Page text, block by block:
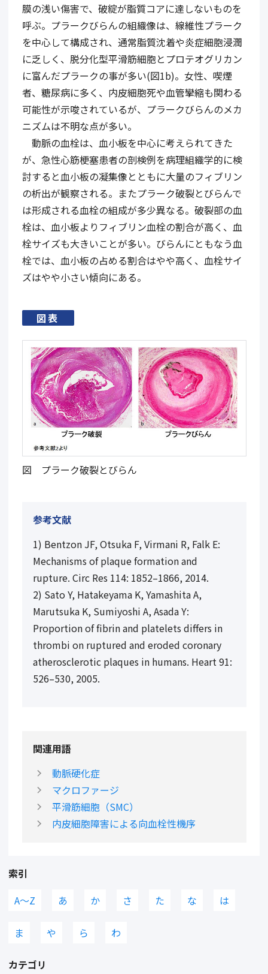
膜の浅い傷害で、破綻が脂質コアに達しないものを
呼ぶ。プラークびらんの組織像は、線維性プラーク
を中心して構成され、通常脂質沈着や炎症細胞浸潤
に乏しく、脱分化型平滑筋細胞とプロテオグリカン
に富んだプラークの事が多い(図1b)。女性、喫煙
者、糖尿病に多く、内皮細胞死や血管攣縮も関わる
可能性が示唆されているが、プラークびらんのメカ
ニズムは不明な点が多い。
動脈の血栓は、血小板を中心に考えられてきた
が、急性心筋梗塞患者の剖検例を病理組織学的に検
討すると血小板の凝集像とともに大量のフィブリン
の析出が観察される。またプラーク破裂とびらんで
は形成される血栓の組成が多少異なる。破裂部の血
栓は、血小板よりフィブリン血栓の割合が高く、血
栓サイズも大きいことが多い。びらんにともなう血
栓では、血小板の占める割合はやや高く、血栓サイ
ズはやや小さい傾向にある。
図表
図 プラーク破裂とびらん
参考文献
1) Bentzon JF, Otsuka F, Virmani R, Falk E:
Mechanisms of plaque formation and
rupture. Circ Res 114: 1852–1866, 2014.
2) Sato Y, Hatakeyama K, Yamashita A,
Marutsuka K, Sumiyoshi A, Asada Y:
Proportion of fibrin and platelets differs in
thrombi on ruptured and eroded coronary
atherosclerotic plaques in humans. Heart91:
526–530, 2005.
関連用語
動脈硬化症
マクロファージ
平滑筋細胞（SMC）
内皮細胞障害による向血栓性機序
索引
A〜Z
あ か さ た な は
ま や ら わ
カテゴリ